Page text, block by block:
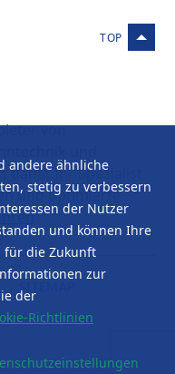
von
Ihr Spezialist
und optimierte
SITEMAP
andere ähnliche
stetig zu verbessern
der Nutzer
und können Ihre
für die Zukunft
zur
der
Richtlinien